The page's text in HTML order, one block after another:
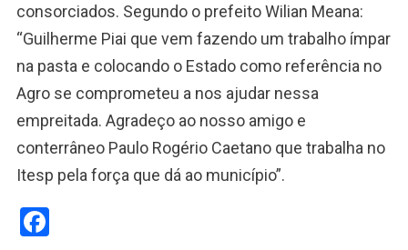
consorciados. Segundo o prefeito Wilian Meana:
“Guilherme Piai que vem fazendo um trabalho ímpar
na pasta e colocando o Estado como referência no
Agro se comprometeu a nos ajudar nessa
empreitada. Agradeço ao nosso amigo e
conterrâneo Paulo Rogério Caetano que trabalha no
Itesp pela força que dá ao município”.
Facebook